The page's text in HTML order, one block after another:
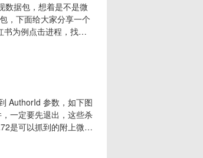
数据包，想着是不是微
，下面给大家分享一个
书为例点击进程，找
，右击打开文件所
就不要继续操作了，这
AuthorId 参数，如下图
一定要先退出，这些杀
是可以抓到的附上微信
第二种解决办法（推
Mini